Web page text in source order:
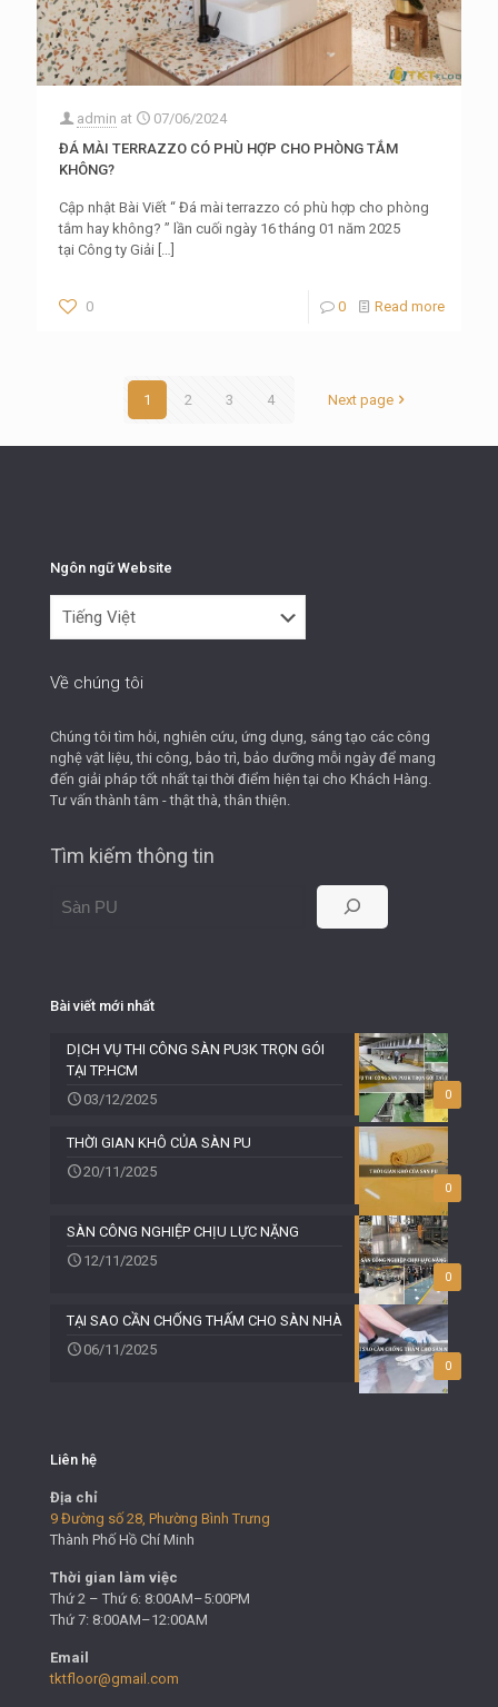
admin at
07/06/2024
ĐÁ MÀI TERRAZZO CÓ PHÙ HỢP CHO PHÒNG TẮM
KHÔNG?
Cập nhật Bài Viết “ Đá mài terrazzo có phù hợp cho phòng
tắm hay không? ” lần cuối ngày 16 tháng 01 năm 2025
tại Công ty Giải […]
0 0 Read more
1 2 3 4 Next page
Ngôn ngữ Website
ngữ
Về chúng tôi
Chúng tôi tìm hỏi, nghiên cứu, ứng dụng, sáng tạo các công
nghệ vật liệu, thi công, bảo trì, bảo dưỡng mỗi ngày để mang
đến giải pháp tốt nhất tại thời điểm hiện tại cho Khách Hàng.
Tư vấn thành tâm - thật thà, thân thiện.
Tìm kiếm thông tin
Bài viết mới nhất
0
DỊCH VỤ THI CÔNG SÀN PU3K TRỌN GÓI
TẠI TP.HCM
03/12/2025
0
THỜI GIAN KHÔ CỦA SÀN PU
20/11/2025
0
SÀN CÔNG NGHIỆP CHỊU LỰC NẶNG
12/11/2025
0
TẠI SAO CẦN CHỐNG THẤM CHO SÀN NHÀ
06/11/2025
Liên hệ
Địa chỉ
9 Đường số 28, Phường Bình Trưng
Thành Phố Hồ Chí Minh
Thời gian làm việc
Thứ 2 – Thứ 6: 8:00AM–5:00PM
Thứ 7: 8:00AM–12:00AM
Email
tktfloor@gmail.com